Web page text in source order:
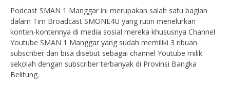
Podcast SMAN 1 Manggar ini merupakan salah satu bagian
dalam Tim Broadcast SMONE4U yang rutin menelurkan
konten-kontennya di media sosial mereka khususnya Channel
Youtube SMAN 1 Manggar yang sudah memiliki 3 ribuan
subscriber dan bisa disebut sebagai channel Youtube milik
sekolah dengan subscriber terbanyak di Provinsi Bangka
Belitung.